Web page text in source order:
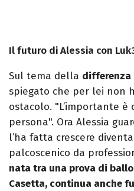
Il futuro di Alessia con
Sul tema della differenza
spiegato che per lei non
ostacolo. "L’importante è
persona". Ora Alessia
l’ha fatta crescere
palcoscenico da
nata tra una prova di
Casetta, continua anche